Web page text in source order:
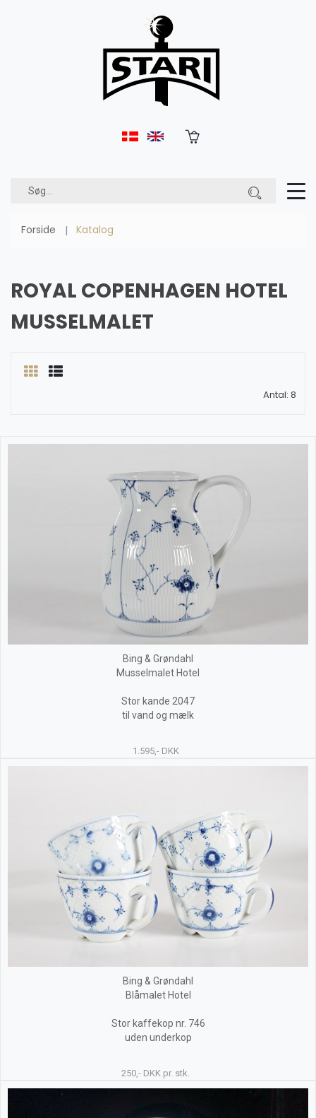
Forside Katalog
ROYAL COPENHAGEN HOTEL
MUSSELMALET
Antal: 8
Bing & Grøndahl
Musselmalet Hotel
Stor kande 2047
til vand og mælk
1.595,- DKK
Bing & Grøndahl
Blåmalet Hotel
Stor kaffekop nr. 746
uden underkop
250,- DKK pr. stk.